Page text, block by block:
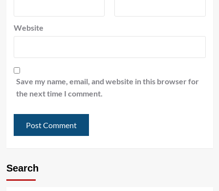
Website
Save my name, email, and website in this browser for
the next time I comment.
Search